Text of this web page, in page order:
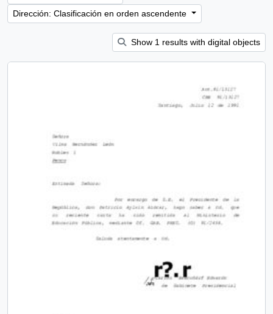
Dirección: Clasificación en orden ascendente
Show 1 results with digital objects